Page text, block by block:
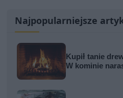
Najpopularniejsze
Kupił tanie
W kominie